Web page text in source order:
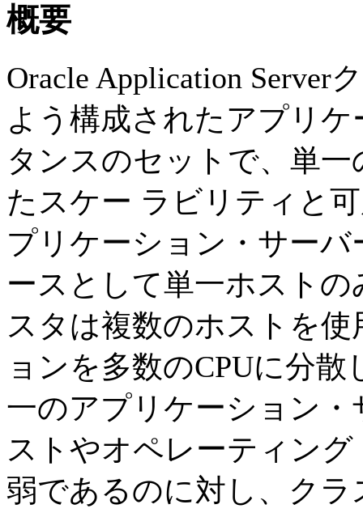
概要
Oracle Application Server
よう構成されたアプリ
タンスのセットで、単
たスケー ラビリティと
プリケーション・サー
ースとして単一ホスト
スタは複数のホストを
ョンを多数のCPUに分
一のアプリケーション
ストやオペレーティン
弱であるのに対し、ク